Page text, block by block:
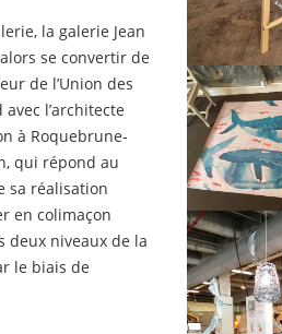
la galerie Jean
se convertir de
de l’Union des
l’architecte
à Roquebrune-
qui répond au
sa réalisation
en colimaçon
deux niveaux de la
le biais de